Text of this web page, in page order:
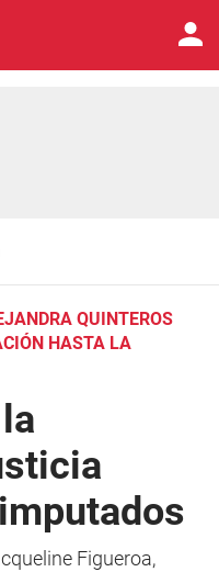
QUINTEROS
HASTA LA
Figueroa,